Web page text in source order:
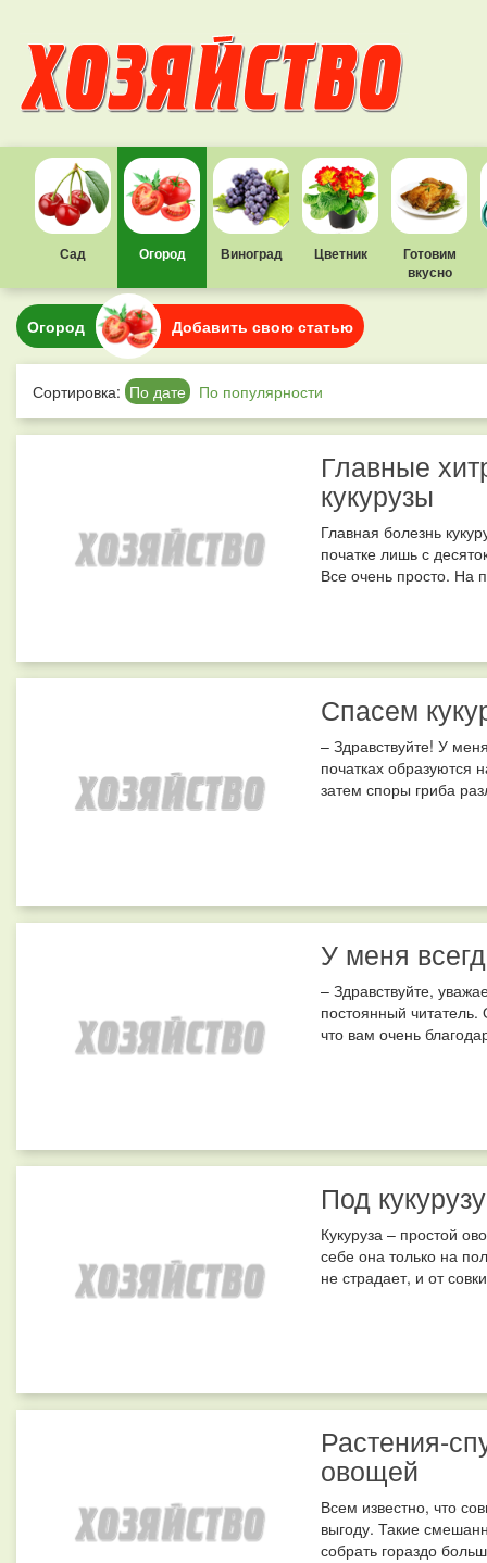
Сад Огород Виноград Цветник
Готовим
вкусно
Огород Добавить свою статью
Сортировка: По дате По популярности
Главные
кукурузы
Главная болезнь
початке лишь с
Все очень просто. На
Спасем
– Здравствуйте! У
початках образуются
затем споры гриба
У меня
– Здравствуйте,
постоянный
что вам очень
Под
Кукуруза – простой
себе она только на
не страдает, и от
Растения-
овощей
Всем известно, что
выгоду. Такие
собрать гораздо